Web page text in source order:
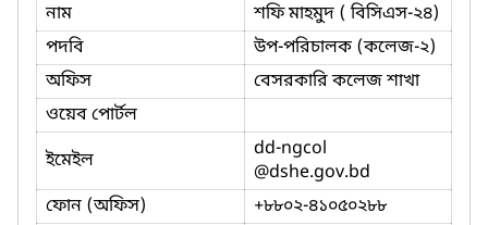
নাম
শফি মাহমুদ ( বিসিএস-২৪)
পদবি
উপ-পরিচালক (কলেজ-২)
অফিস
বেসরকারি কলেজ শাখা
ওয়েব পোর্টল
ইমেইল
dd-ngcol
@dshe.gov.bd
ফোন (অফিস)
+৮৮০২-৪১০৫০২৮৮